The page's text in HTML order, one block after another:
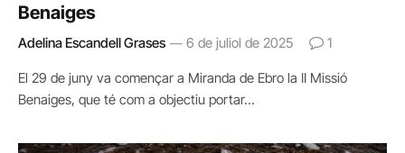
Benaiges
Adelina Escandell Grases 6 de juliol de 2025 1
El 29 de juny va començar a Miranda de Ebro la II Missió
Benaiges, que té com a objectiu portar…